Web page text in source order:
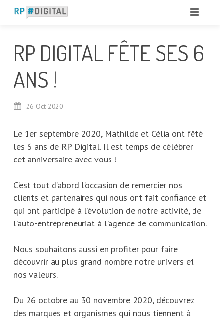
RP DIGITAL FÊTE SES 6
ANS !
26 Oct 2020
Le 1er septembre 2020, Mathilde et Célia ont fêté
les 6 ans de RP Digital. Il est temps de célébrer
cet anniversaire avec vous !
C’est tout d’abord l’occasion de remercier nos
clients et partenaires qui nous ont fait confiance et
qui ont participé à l’évolution de notre activité, de
l’auto-entrepreneuriat à l’agence de communication.
Nous souhaitons aussi en profiter pour faire
découvrir au plus grand nombre notre univers et
nos valeurs.
Du 26 octobre au 30 novembre 2020, découvrez
des marques et organismes qui nous tiennent à